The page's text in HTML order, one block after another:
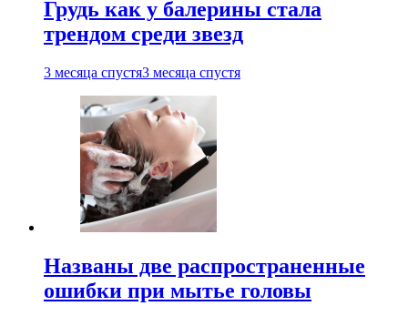
Грудь как у балерины стала
трендом среди звезд
3 месяца спустя3 месяца спустя
Названы две распространенные
ошибки при мытье головы